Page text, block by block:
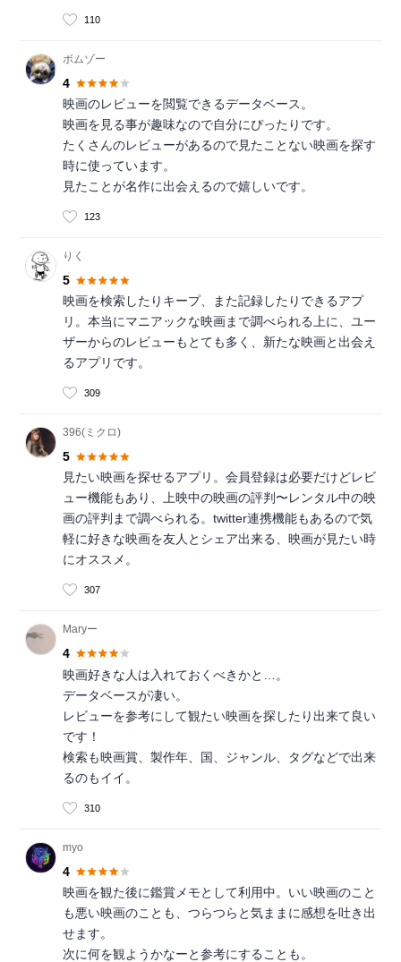
110
ボムゾー
4
映画のレビューを閲覧できるデータベース。
映画を見る事が趣味なので自分にぴったりです。
たくさんのレビューがあるので見たことない映画を探す
時に使っています。
見たことが名作に出会えるので嬉しいです。
123
りく
5
映画を検索したりキープ、また記録したりできるアプ
リ。本当にマニアックな映画まで調べられる上に、ユー
ザーからのレビューもとても多く、新たな映画と出会え
るアプリです。
309
396(ミクロ)
5
見たい映画を探せるアプリ。会員登録は必要だけどレビ
ュー機能もあり、上映中の映画の評判〜レンタル中の映
画の評判まで調べられる。twitter連携機能もあるので気
軽に好きな映画を友人とシェア出来る、映画が見たい時
にオススメ。
307
Maryー
4
映画好きな人は入れておくべきかと…。
データベースが凄い。
レビューを参考にして観たい映画を探したり出来て良い
です！
検索も映画賞、製作年、国、ジャンル、タグなどで出来
るのもイイ。
310
myo
4
映画を観た後に鑑賞メモとして利用中。いい映画のこと
も悪い映画のことも、つらつらと気ままに感想を吐き出
せます。
次に何を観ようかなーと参考にすることも。